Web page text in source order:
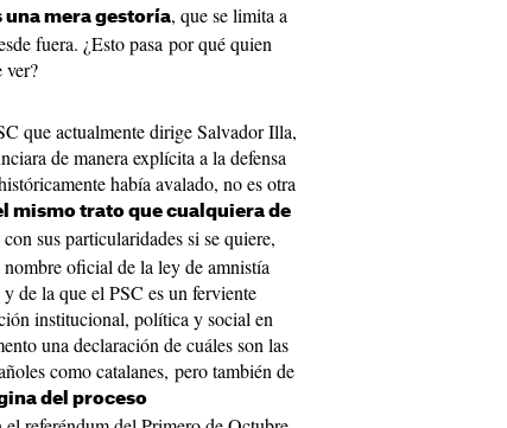
una mera gestoría, que se limita a
fuera. ¿Esto pasa por qué quien
ver?
que actualmente dirige Salvador Illa,
de manera explícita a la defensa
había avalado, no es otra
mismo trato que cualquiera de
con sus particularidades si se quiere,
oficial de la ley de amnistía
de la que el PSC es un ferviente
institucional, política y social en
una declaración de cuáles son las
como catalanes, pero también de
del proceso